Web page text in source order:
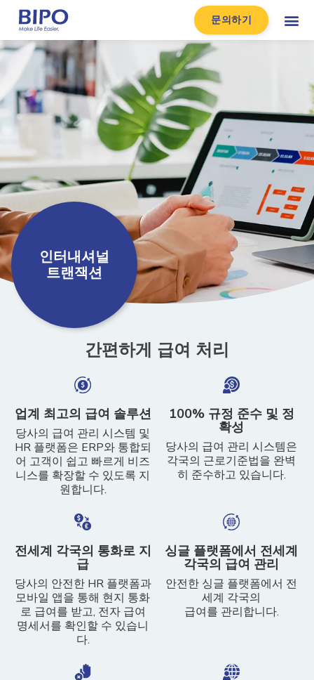
문의하기
인터내셔널
트랜잭션
간편하게 급여 처리
업계 최고의 급여 솔루션
당사의 급여 관리 시스템 및
HR 플랫폼은 ERP와 통합되
어 고객이 쉽고 빠르게 비즈
니스를 확장할 수 있도록 지
원합니다.
100% 규정 준수 및 정
확성
당사의 급여 관리 시스템은
각국의 근로기준법을 완벽
히 준수하고 있습니다.
전세계 각국의 통화로 지
급
당사의 안전한 HR 플랫폼과
모바일 앱을 통해 현지 통화
로 급여를 받고, 전자 급여
명세서를 확인할 수 있습니
다.
싱글 플랫폼에서 전세계
각국의 급여 관리
안전한 싱글 플랫폼에서 전
세계 각국의
급여를 관리합니다.